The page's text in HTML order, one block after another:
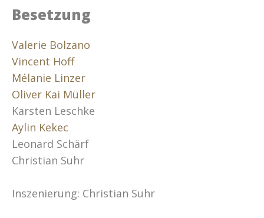
Besetzung
Valerie Bolzano
Vincent Hoff
Mélanie Linzer
Oliver Kai Müller
Karsten Leschke
Aylin Kekec
Leonard Schärf
Christian Suhr
Inszenierung: Christian Suhr